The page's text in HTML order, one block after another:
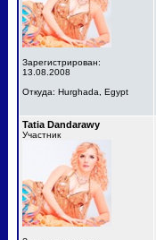
Зарегистрирован:
13.08.2008
Откуда: Hurghada, Egypt
Tatia Dandarawy
Участник